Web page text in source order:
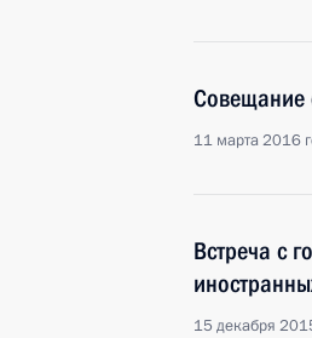
Совещание
11 марта 2016
Встреча с
15 декабря